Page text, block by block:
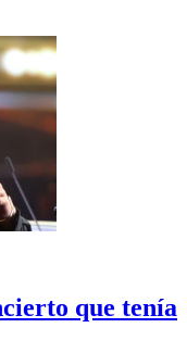
que tenía